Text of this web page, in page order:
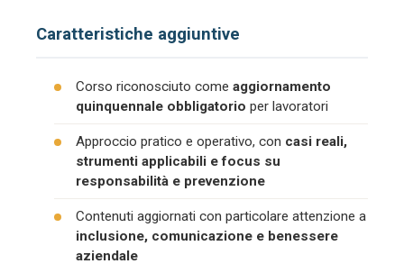
Caratteristiche aggiuntive
Corso riconosciuto come aggiornamento
quinquennale obbligatorio per lavoratori
Approccio pratico e operativo, con casi reali,
strumenti applicabili e focus su
responsabilità e prevenzione
Contenuti aggiornati con particolare attenzione a
inclusione, comunicazione e benessere
aziendale